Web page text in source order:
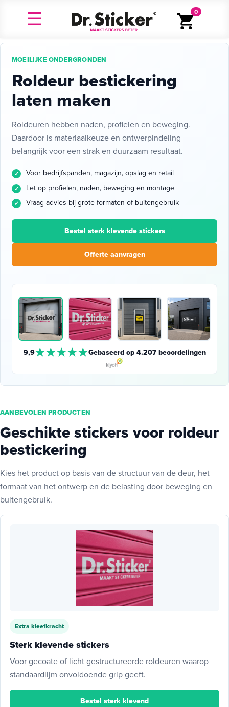
0
MOEILIJKE ONDERGRONDEN
Roldeur bestickering
laten maken
Roldeuren hebben naden, profielen en beweging.
Daardoor is materiaalkeuze en ontwerpindeling
belangrijk voor een strak en duurzaam resultaat.
Voor bedrijfspanden, magazijn, opslag en retail
Let op profielen, naden, beweging en montage
Vraag advies bij grote formaten of buitengebruik
Bestel sterk klevende stickers
Offerte aanvragen
9,9★★★★★Gebaseerd op 4.207 beoordelingen
AANBEVOLEN PRODUCTEN
Geschikte stickers voor roldeur
bestickering
Kies het product op basis van de structuur van de deur, het
formaat van het ontwerp en de belasting door beweging en
buitengebruik.
Extra kleefkracht
Sterk klevende stickers
Voor gecoate of licht gestructureerde roldeuren waarop
standaardlijm onvoldoende grip geeft.
Bestel sterk klevend